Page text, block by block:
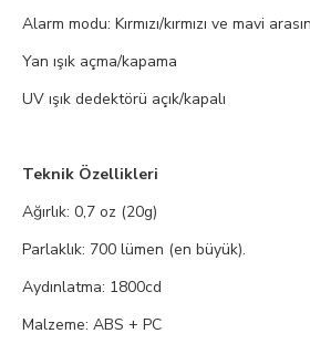
Alarm modu: Kırmızı/kırmızı ve mavi
Yan ışık açma/kapama
UV ışık dedektörü açık/kapalı
Teknik Özellikleri
Ağırlık: 0,7 oz (20g)
Parlaklık: 700 lümen (en büyük).
Aydınlatma: 1800cd
Malzeme: ABS + PC